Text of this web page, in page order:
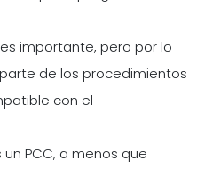
es importante, pero por lo
de los procedimientos
con el
PCC, a menos que